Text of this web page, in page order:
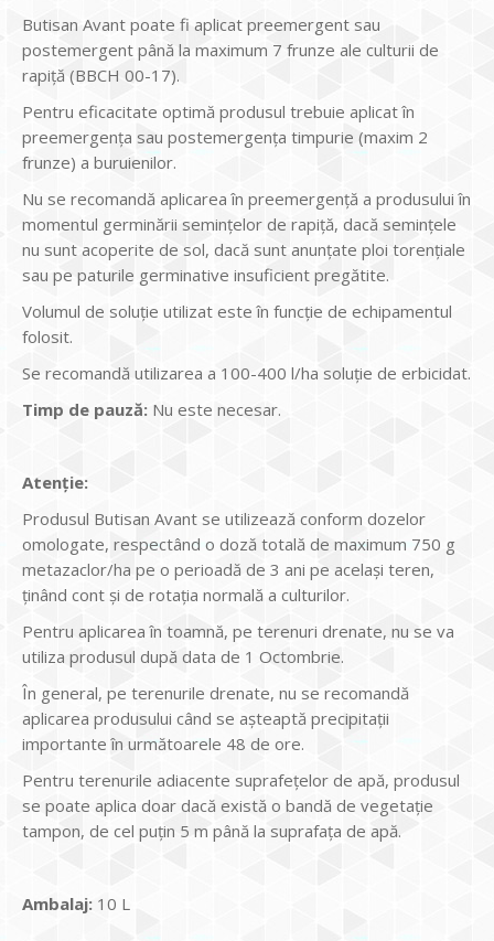
Butisan Avant poate fi aplicat preemergent sau
postemergent până la maximum 7 frunze ale culturii de
rapiţă (BBCH 00-17).
Pentru eficacitate optimă produsul trebuie aplicat în
preemergența sau postemergența timpurie (maxim 2
frunze) a buruienilor.
Nu se recomandă aplicarea în preemergență a produsului în
momentul germinării semințelor de rapiță, dacă semințele
nu sunt acoperite de sol, dacă sunt anunțate ploi torențiale
sau pe paturile germinative insuficient pregătite.
Volumul de soluţie utilizat este în funcţie de echipamentul
folosit.
Se recomandă utilizarea a 100-400 l/ha soluţie de erbicidat.
Timp de pauză: Nu este necesar.
Atenție:
Produsul Butisan Avant se utilizează conform dozelor
omologate, respectând o doză totală de maximum 750 g
metazaclor/ha pe o perioadă de 3 ani pe același teren,
ținând cont și de rotația normală a culturilor.
Pentru aplicarea în toamnă, pe terenuri drenate, nu se va
utiliza produsul după data de 1 Octombrie.
În general, pe terenurile drenate, nu se recomandă
aplicarea produsului când se aşteaptă precipitaţii
importante în următoarele 48 de ore.
Pentru terenurile adiacente suprafeţelor de apă, produsul
se poate aplica doar dacă există o bandă de vegetaţie
tampon, de cel puţin 5 m până la suprafaţa de apă.
Ambalaj: 10 L